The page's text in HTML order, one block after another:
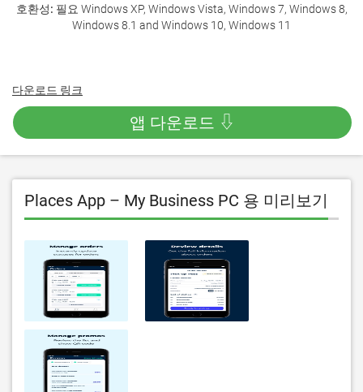
호환성: 필요 Windows XP, Windows Vista, Windows 7, Windows 8,
Windows 8.1 and Windows 10, Windows 11
다운로드 링크
앱 다운로드 ⇩
Places App – My Business PC 용 미리보기